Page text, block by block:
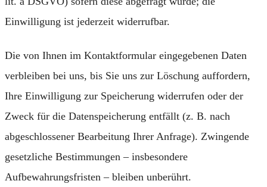
Einwilligung ist jederzeit widerrufbar.
Die von Ihnen im Kontaktformular eingegebenen Daten
verbleiben bei uns, bis Sie uns zur Löschung auffordern,
Ihre Einwilligung zur Speicherung widerrufen oder der
Zweck für die Datenspeicherung entfällt (z. B. nach
abgeschlossener Bearbeitung Ihrer Anfrage). Zwingende
gesetzliche Bestimmungen – insbesondere
Aufbewahrungsfristen – bleiben unberührt.